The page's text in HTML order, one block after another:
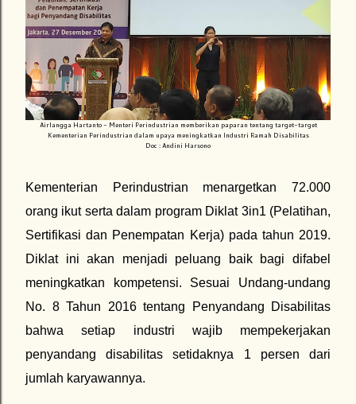
Airlangga Hartanto - Menteri Perindustrian memberikan paparan tentang target-target
Kementerian Perindustrian dalam upaya meningkatkan Industri Ramah Disabilitas
Doc : Andini Harsono
Kementerian Perindustrian menargetkan 72.000
orang ikut serta dalam program Diklat 3in1 (Pelatihan,
Sertifikasi dan Penempatan Kerja) pada tahun 2019.
Diklat ini akan menjadi peluang baik bagi difabel
meningkatkan kompetensi. Sesuai Undang-undang
No. 8 Tahun 2016 tentang Penyandang Disabilitas
bahwa setiap industri wajib mempekerjakan
penyandang disabilitas setidaknya 1 persen dari
jumlah karyawannya.